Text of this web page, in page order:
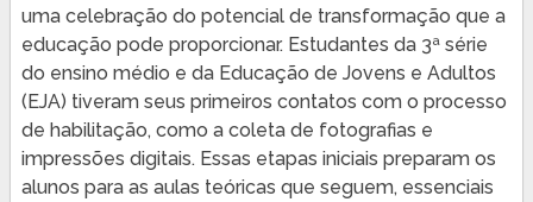
uma celebração do potencial de transformação que a
educação pode proporcionar. Estudantes da 3ª série
do ensino médio e da Educação de Jovens e Adultos
(EJA) tiveram seus primeiros contatos com o processo
de habilitação, como a coleta de fotografias e
impressões digitais. Essas etapas iniciais preparam os
alunos para as aulas teóricas que seguem, essenciais